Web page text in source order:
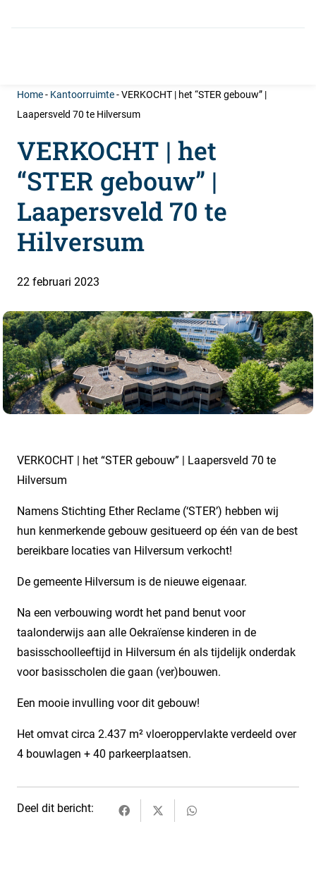
Home- Kantoorruimte-VERKOCHT | het “STER gebouw” |
Laapersveld 70 te Hilversum
VERKOCHT | het
“STER gebouw” |
Laapersveld 70 te
Hilversum
22 februari 2023
VERKOCHT | het “STER gebouw” | Laapersveld 70 te
Hilversum
Namens Stichting Ether Reclame (‘STER’) hebben wij
hun kenmerkende gebouw gesitueerd op één van de best
bereikbare locaties van Hilversum verkocht!
De gemeente Hilversum is de nieuwe eigenaar.
Na een verbouwing wordt het pand benut voor
taalonderwijs aan alle Oekraïense kinderen in de
basisschoolleeftijd in Hilversum én als tijdelijk onderdak
voor basisscholen die gaan (ver)bouwen.
Een mooie invulling voor dit gebouw!
Het omvat circa 2.437 m² vloeroppervlakte verdeeld over
4 bouwlagen + 40 parkeerplaatsen.
Deel dit bericht: